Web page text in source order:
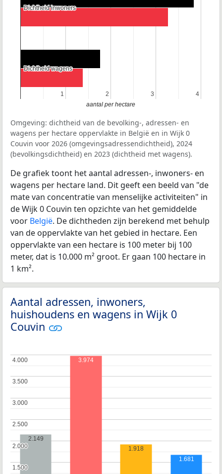
1
1 2
2 3
3 4
4
Dichtheid inwoners
Dichtheid inwoners
Dichtheid wagens
Dichtheid wagens
aantal per hectare
Omgeving: dichtheid van de bevolking-, adressen- en
wagens per hectare oppervlakte in België en in Wijk 0
Couvin voor 2026 (omgevingsadressendichtheid), 2024
(bevolkingsdichtheid) en 2023 (dichtheid met wagens).
De grafiek toont het aantal adressen-, inwoners- en
wagens per hectare land. Dit geeft een beeld van "de
mate van concentratie van menselijke activiteiten" in
de Wijk 0 Couvin ten opzichte van het gemiddelde
voor België. De dichtheden zijn berekend met behulp
van de oppervlakte van het gebied in hectare. Een
oppervlakte van een hectare is 100 meter bij 100
meter, dat is 10.000 m² groot. Er gaan 100 hectare in
1 km².
Aantal adressen, inwoners,
huishoudens en wagens in Wijk 0
Couvin
1.500
1.500
2.000
2.000
2.500
2.500
3.000
3.000
3.500
3.500
4.000
4.000
2.149
3.974
1.918
1.681